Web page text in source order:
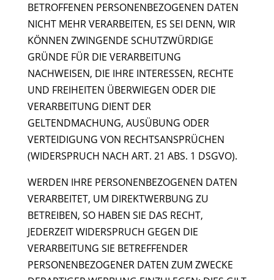
BETROFFENEN PERSONENBEZOGENEN DATEN
NICHT MEHR VERARBEITEN, ES SEI DENN, WIR
KÖNNEN ZWINGENDE SCHUTZWÜRDIGE
GRÜNDE FÜR DIE VERARBEITUNG
NACHWEISEN, DIE IHRE INTERESSEN, RECHTE
UND FREIHEITEN ÜBERWIEGEN ODER DIE
VERARBEITUNG DIENT DER
GELTENDMACHUNG, AUSÜBUNG ODER
VERTEIDIGUNG VON RECHTSANSPRÜCHEN
(WIDERSPRUCH NACH ART. 21 ABS. 1 DSGVO).
WERDEN IHRE PERSONENBEZOGENEN DATEN
VERARBEITET, UM DIREKTWERBUNG ZU
BETREIBEN, SO HABEN SIE DAS RECHT,
JEDERZEIT WIDERSPRUCH GEGEN DIE
VERARBEITUNG SIE BETREFFENDER
PERSONENBEZOGENER DATEN ZUM ZWECKE